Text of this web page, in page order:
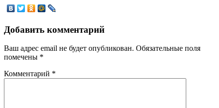
Добавить комментарий
Ваш адрес email не будет опубликован. Обязательные поля
помечены *
Комментарий *